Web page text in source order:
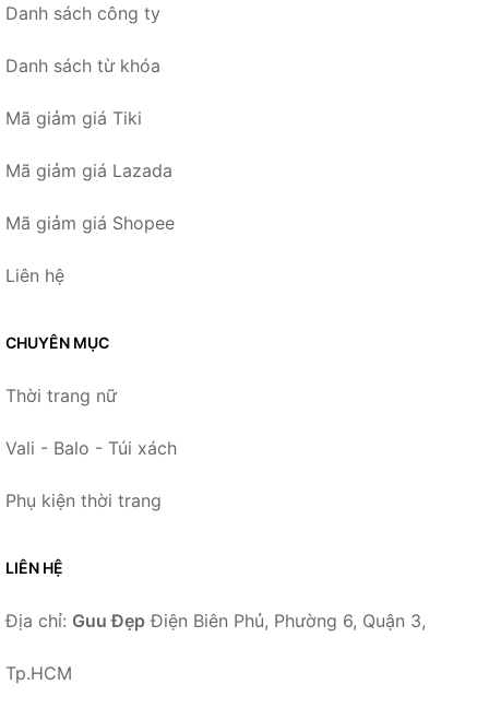
Danh sách công ty
Danh sách từ khóa
Mã giảm giá Tiki
Mã giảm giá Lazada
Mã giảm giá Shopee
Liên hệ
CHUYÊN MỤC
Thời trang nữ
Vali - Balo - Túi xách
Phụ kiện thời trang
LIÊN HỆ
Địa chỉ: Guu Đẹp Điện Biên Phủ, Phường 6, Quận 3,
Tp.HCM